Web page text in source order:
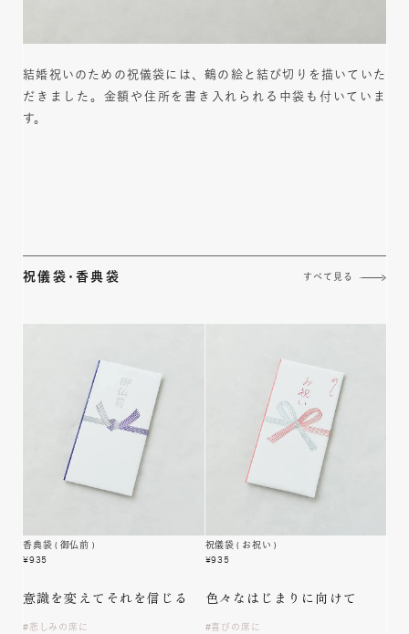
結婚祝いのための祝儀袋には、鶴の絵と結び切りを描いていた
だきました。金額や住所を書き入れられる中袋も付いていま
す。
祝儀袋･香典袋 すべて見る
香典袋 ( 御仏前 )
¥935
意識を変えて それを信じる
悲しみの席に
祝儀袋 ( お祝い )
¥935
色々な はじまりに向けて
喜びの席に